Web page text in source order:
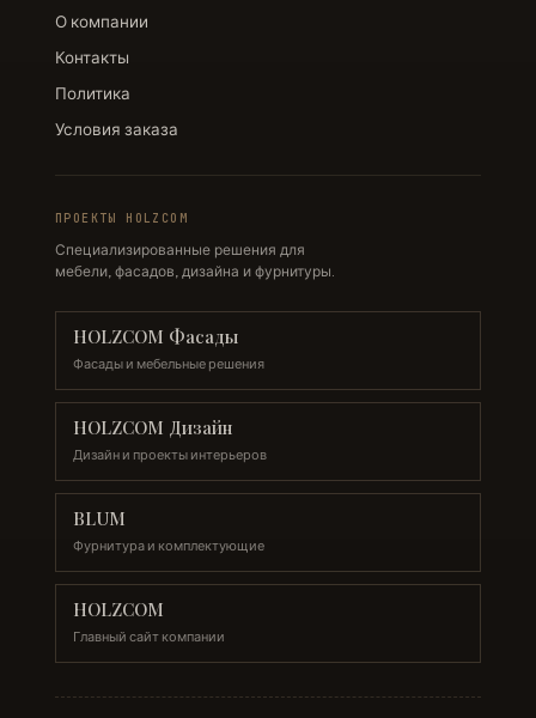
О компании
Контакты
Политика
Условия заказа
ПРОЕКТЫ HOLZCOM
Специализированные решения для
мебели, фасадов, дизайна и фурнитуры.
HOLZCOM Фасады
Фасады и мебельные решения
HOLZCOM Дизайн
Дизайн и проекты интерьеров
BLUM
Фурнитура и комплектующие
HOLZCOM
Главный сайт компании